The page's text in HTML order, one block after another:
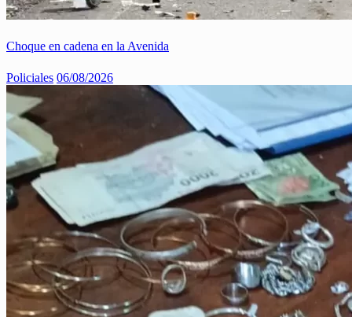
Choque en cadena en la Avenida
Policiales 06/08/2026